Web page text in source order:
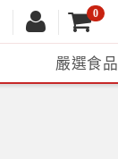
0
嚴選食品